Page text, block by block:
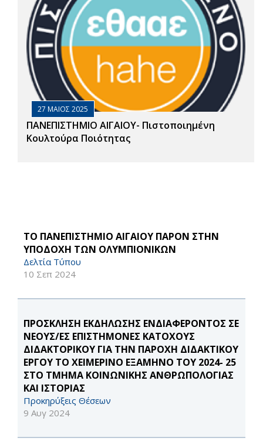
27 ΜΑΙΟΣ 2025
ΠΑΝΕΠΙΣΤΗΜΙΟ ΑΙΓΑΙΟΥ- Πιστοποιημένη
Κουλτούρα Ποιότητας
ΤΟ ΠΑΝΕΠΙΣΤΗΜΙΟ ΑΙΓΑΙΟΥ ΠΑΡΟΝ ΣΤΗΝ
ΥΠΟΔΟΧΗ ΤΩΝ ΟΛΥΜΠΙΟΝΙΚΩΝ
Δελτία Τύπου
10 Σεπ 2024
ΠΡΟΣΚΛΗΣΗ ΕΚΔΗΛΩΣΗΣ ΕΝΔΙΑΦΕΡΟΝΤΟΣ ΣΕ
ΝΕΟΥΣ/ΕΣ ΕΠΙΣΤΗΜΟΝΕΣ ΚΑΤΟΧΟΥΣ
ΔΙΔΑΚΤΟΡΙΚΟΥ ΓΙΑ ΤΗΝ ΠΑΡΟΧΗ ΔΙΔΑΚΤΙΚΟΥ
ΕΡΓΟΥ ΤΟ ΧΕΙΜΕΡΙΝΟ ΕΞΑΜΗΝΟ ΤΟΥ 2024- 25
ΣΤΟ ΤΜΗΜΑ ΚΟΙΝΩΝΙΚΗΣ ΑΝΘΡΩΠΟΛΟΓΙΑΣ
ΚΑΙ ΙΣΤΟΡΙΑΣ
Προκηρύξεις Θέσεων
9 Αυγ 2024